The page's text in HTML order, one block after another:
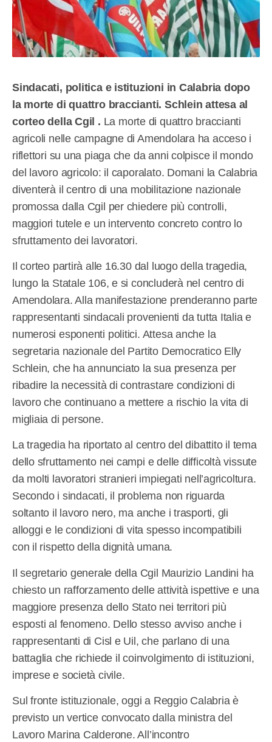
Sindacati, politica e istituzioni in Calabria dopo
la morte di quattro braccianti. Schlein attesa al
corteo della Cgil . La morte di quattro braccianti
agricoli nelle campagne di Amendolara ha acceso i
riflettori su una piaga che da anni colpisce il mondo
del lavoro agricolo: il caporalato. Domani la Calabria
diventerà il centro di una mobilitazione nazionale
promossa dalla Cgil per chiedere più controlli,
maggiori tutele e un intervento concreto contro lo
sfruttamento dei lavoratori.
Il corteo partirà alle 16.30 dal luogo della tragedia,
lungo la Statale 106, e si concluderà nel centro di
Amendolara. Alla manifestazione prenderanno parte
rappresentanti sindacali provenienti da tutta Italia e
numerosi esponenti politici. Attesa anche la
segretaria nazionale del Partito Democratico Elly
Schlein, che ha annunciato la sua presenza per
ribadire la necessità di contrastare condizioni di
lavoro che continuano a mettere a rischio la vita di
migliaia di persone.
La tragedia ha riportato al centro del dibattito il tema
dello sfruttamento nei campi e delle difficoltà vissute
da molti lavoratori stranieri impiegati nell’agricoltura.
Secondo i sindacati, il problema non riguarda
soltanto il lavoro nero, ma anche i trasporti, gli
alloggi e le condizioni di vita spesso incompatibili
con il rispetto della dignità umana.
Il segretario generale della Cgil Maurizio Landini ha
chiesto un rafforzamento delle attività ispettive e una
maggiore presenza dello Stato nei territori più
esposti al fenomeno. Dello stesso avviso anche i
rappresentanti di Cisl e Uil, che parlano di una
battaglia che richiede il coinvolgimento di istituzioni,
imprese e società civile.
Sul fronte istituzionale, oggi a Reggio Calabria è
previsto un vertice convocato dalla ministra del
Lavoro Marina Calderone. All’incontro